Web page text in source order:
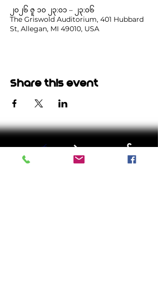
၂၀၂၆ ဇူ ၁၀ ၂၃:၀၁ – ၂၃:၀၆
The Griswold Auditorium, 401 Hubbard
St, Allegan, MI 49010, USA
Share this event
မဲပေးရာတွင်
သြဂုတ်လ ၄